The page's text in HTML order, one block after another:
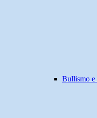
Bullismo e